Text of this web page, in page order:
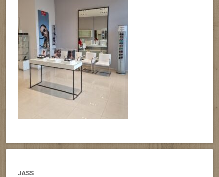
JASS